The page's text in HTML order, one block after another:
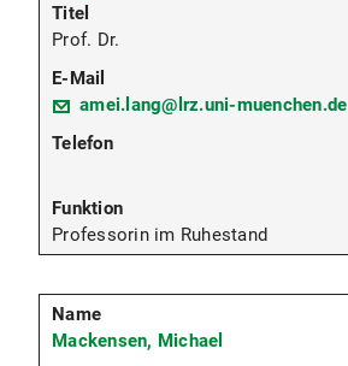
Prof. Dr.
amei.lang@lrz.uni-muenchen.de
Professorin im Ruhestand
Mackensen, Michael